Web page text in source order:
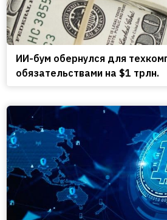
ИИ-бум обернулся для
обязательствами на $1 трлн.